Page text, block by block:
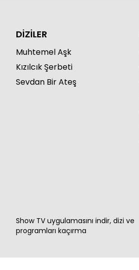
DİZİLER
Muhtemel Aşk
Kızılcık Şerbeti
Sevdan Bir Ateş
Show TV uygulamasını indir, dizi ve
programları kaçırma